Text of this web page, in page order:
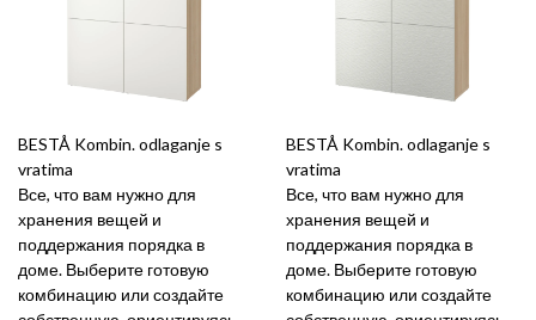
BESTÅ Kombin. odlaganje s
vratima
Все, что вам нужно для
хранения вещей и
поддержания порядка в
доме. Выберите готовую
комбинацию или создайте
BESTÅ Kombin. odlaganje s
vratima
Все, что вам нужно для
хранения вещей и
поддержания порядка в
доме. Выберите готовую
комбинацию или создайте